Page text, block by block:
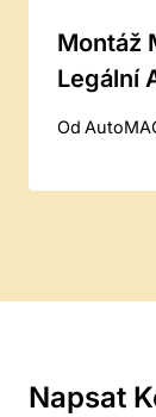
Montáž
Legální
Od
Napsat